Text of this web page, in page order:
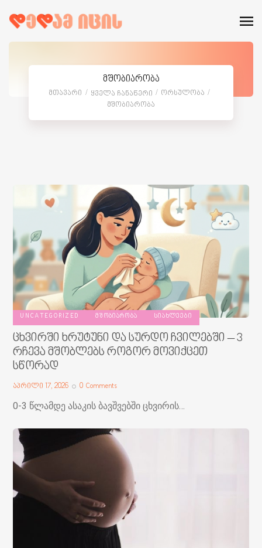
მშობიარობა
Მთავარი Ყველა Ჩანაწერი
Ორსულობა
Მშობიარობა
UNCATEGORIZED ᲛᲨᲝᲑᲘᲐᲠᲝᲑᲐ ᲡᲘᲐᲮᲚᲔᲔᲑᲘ
ცხვირში ხრუტუნი და სურდო ჩვილებში – 3
რჩევა მშობლებს როგორ მოვიქცეთ
სწორად
აპრილი 17, 2026 0 Comments
0-3 წლამდე ასაკის ბავშვებში ცხვირის…